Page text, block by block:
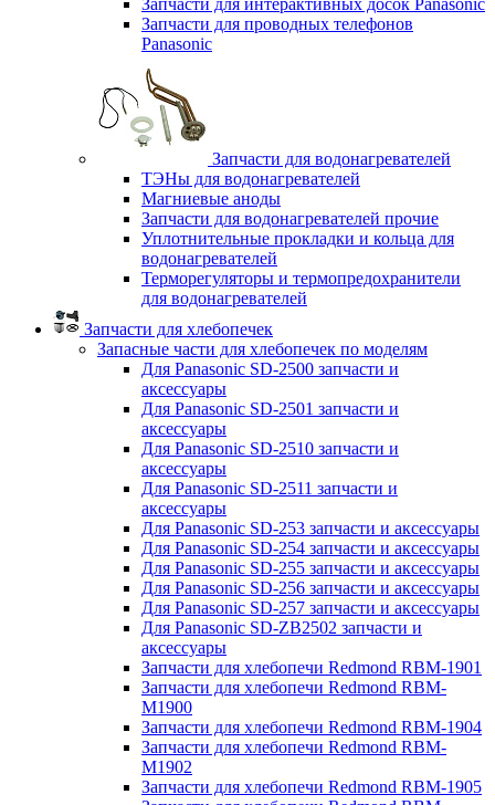
Запчасти для интерактивных досок Panasonic
Запчасти для проводных телефонов
Panasonic
Запчасти для водонагревателей
ТЭНы для водонагревателей
Магниевые аноды
Запчасти для водонагревателей прочие
Уплотнительные прокладки и кольца для
водонагревателей
Терморегуляторы и термопредохранители
для водонагревателей
Запчасти для хлебопечек
Запасные части для хлебопечек по моделям
Для Panasonic SD-2500 запчасти и
аксессуары
Для Panasonic SD-2501 запчасти и
аксессуары
Для Panasonic SD-2510 запчасти и
аксессуары
Для Panasonic SD-2511 запчасти и
аксессуары
Для Panasonic SD-253 запчасти и аксессуары
Для Panasonic SD-254 запчасти и аксессуары
Для Panasonic SD-255 запчасти и аксессуары
Для Panasonic SD-256 запчасти и аксессуары
Для Panasonic SD-257 запчасти и аксессуары
Для Panasonic SD-ZB2502 запчасти и
аксессуары
Запчасти для хлебопечи Redmond RBM-1901
Запчасти для хлебопечи Redmond RBM-
M1900
Запчасти для хлебопечи Redmond RBM-1904
Запчасти для хлебопечи Redmond RBM-
M1902
Запчасти для хлебопечи Redmond RBM-1905